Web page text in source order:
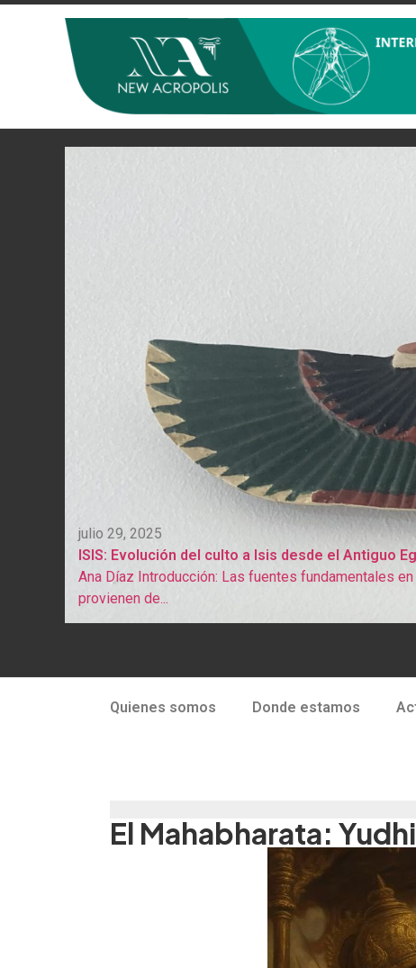
julio 29, 2025
ISIS: Evolución del culto a Isis desde el Antiguo
Ana Díaz Introducción: Las fuentes fundamentales
provienen de...
Quienes somos Donde estamos
El Mahabharata: